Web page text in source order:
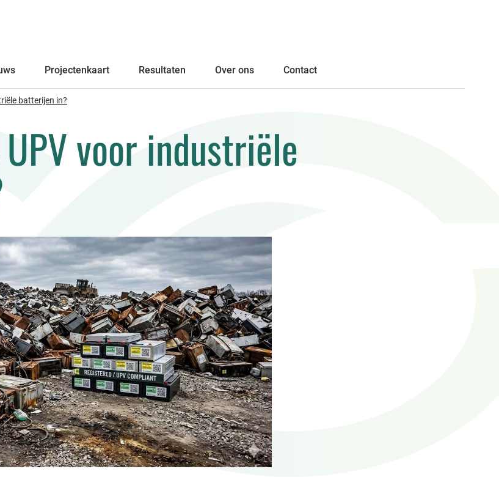
Projectenkaart Resultaten Over ons Contact
batterijen in?
voor industriële